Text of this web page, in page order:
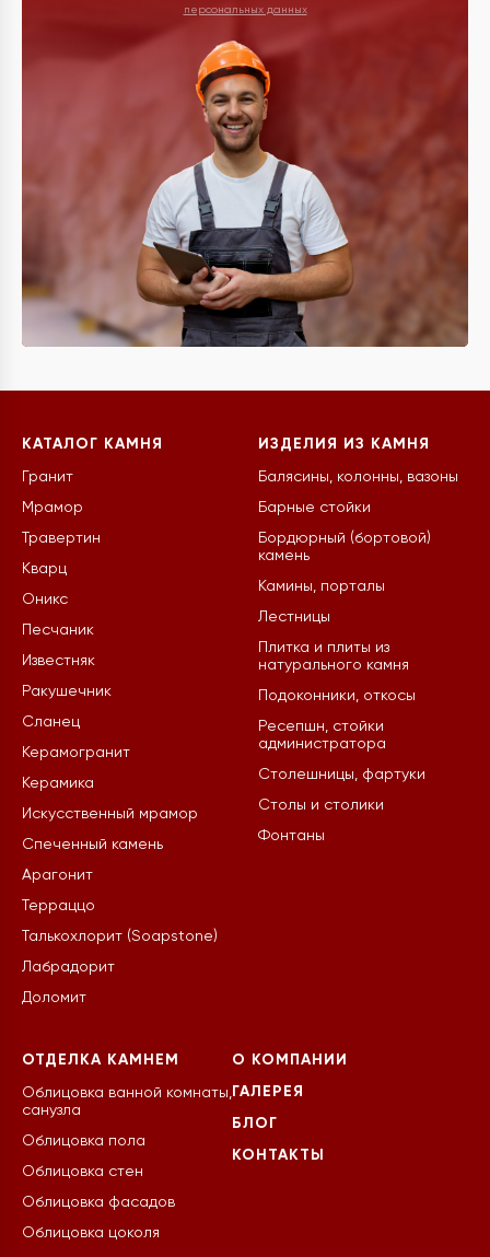
персональных данных
КАТАЛОГ КАМНЯ
Гранит
Мрамор
Травертин
Кварц
Оникс
Песчаник
Известняк
Ракушечник
Сланец
Керамогранит
Керамика
Искусственный мрамор
Спеченный камень
Арагонит
Терраццо
Талькохлорит (Soapstone)
Лабрадорит
Доломит
ИЗДЕЛИЯ ИЗ КАМНЯ
Балясины, колонны, вазоны
Барные стойки
Бордюрный (бортовой)
камень
Камины, порталы
Лестницы
Плитка и плиты из
натурального камня
Подоконники, откосы
Ресепшн, стойки
администратора
Столешницы, фартуки
Столы и столики
Фонтаны
ОТДЕЛКА КАМНЕМ
Облицовка ванной комнаты,
санузла
Облицовка пола
Облицовка стен
Облицовка фасадов
Облицовка цоколя
О КОМПАНИИ
ГАЛЕРЕЯ
БЛОГ
КОНТАКТЫ